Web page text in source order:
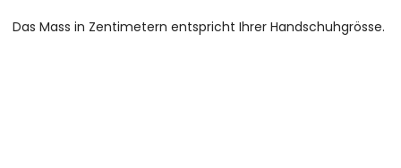
Das Mass in Zentimetern entspricht Ihrer Handschuhgrösse.